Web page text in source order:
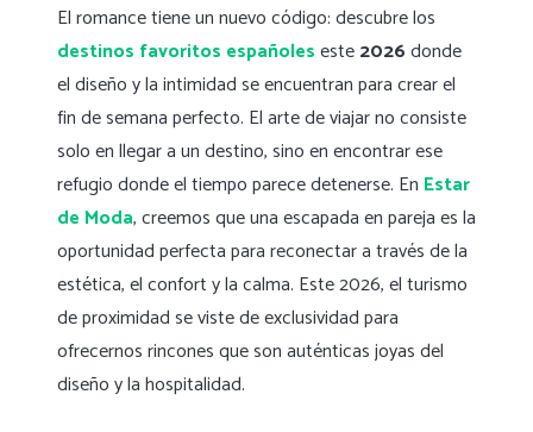
El romance tiene un nuevo código: descubre los
destinos favoritos españoleseste2026donde
el diseño y la intimidad se encuentran para crear el
fin de semana perfecto. El arte de viajar no consiste
solo en llegar a un destino, sino en encontrar ese
refugio donde el tiempo parece detenerse. En Estar
de Moda, creemos que una escapada en pareja es la
oportunidad perfecta para reconectar a través de la
estética, el confort y la calma. Este 2026, el turismo
de proximidad se viste de exclusividad para
ofrecernos rincones que son auténticas joyas del
diseño y la hospitalidad.